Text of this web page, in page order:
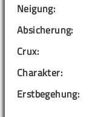
Neigung:
Absicherung:
Crux:
Charakter:
Erstbegehung: